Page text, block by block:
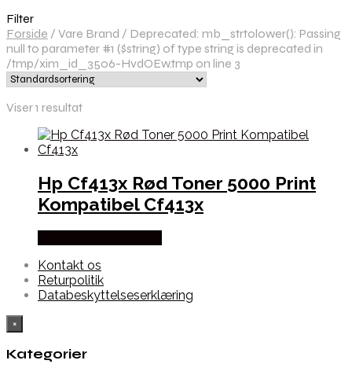
Filter
Forside / Vare Brand / Deprecated: mb_strtolower(): Passing
null to parameter #1 ($string) of type string is deprecated in
/tmp/xim_id_3506-HvdOEw.tmp on line 3
Viser 1 resultat
Hp Cf413x Rød Toner 5000 Print
Kompatibel Cf413x
Kontakt os
Returpolitik
Databeskyttelseserklæring
×
Kategorier